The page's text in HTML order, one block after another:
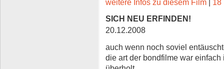
weitere Infos zu diesem Film | 18
SICH NEU ERFINDEN!
20.12.2008
auch wenn noch soviel
die art der bondfilme war